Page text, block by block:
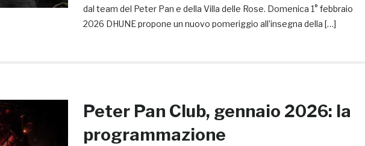
dal team del Peter Pan e della Villa delle Rose. Domenica 1° febbraio
2026 DHUNE propone un nuovo pomeriggio all’insegna della […]
Peter Pan Club, gennaio 2026: la
programmazione